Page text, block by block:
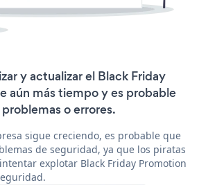
y actualizar el Black Friday
aún más tiempo y es probable
o errores.
sigue creciendo, es probable que
de seguridad, ya que los piratas
explotar Black Friday Promotion